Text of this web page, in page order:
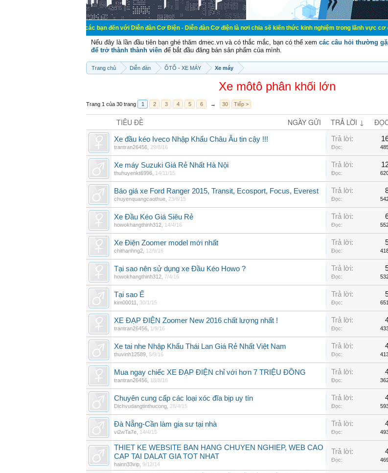
Chào mừng các bạn đến với Diễn đàn Cơ Điện - Diễn đàn Cơ điện là nơi chia sẽ kiến thức kinh nghiệm trong lãnh vực cơ điện,
Nếu đây là lần đầu tiên bạn ghé thăm dmec.vn và có thắc mắc, bạn có thể xem các câu hỏi thường
để trở thành thành viên để bắt đầu đăng bán sản phẩm của mình.
Trang chủ Diễn đàn ÔTÔ - XE MÁY Xe máy
Xe môtô phân khối lớn
Trang 1 của 30 trang 1 2 3 4 5 6 → 30 Tiếp >
TIÊU ĐỀ NGÀY GỬI TRẢ LỜI ↓
Xe đầu kéo Iveco Nhập Khẩu Châu Âu tin cậy !!!
trantran26456 29/8/16
Trả lời:
Đọc:
Xe máy Suzuki Giá Rẻ Nhất Hà Nội
thuhuyenkt6996 14/11/15
Trả lời:
Đọc:
Báo giá xe Ford Ranger 2015, Transit, Ecosport, Focus, Everest
chuyenquangcaothue 23/6/15
Trả lời:
Đọc:
Xe Đầu Kéo Giá Siêu Rẻ
howokhangthinh312 14/4/16
Trả lời:
Đọc:
Xe Điện Zoomer model mới nhất
chithanhng2 12/9/16
Trả lời:
Đọc:
Tại sao nên sử dụng xe Đầu Kéo Howo ?
howokhangthinh312 7/4/16
Trả lời:
Đọc:
Tại sao Ế
kim00011 30/1/15
Trả lời:
Đọc: 651
XE ĐẠP ĐIỆN Zoomer New 2016 chất lượng nhất !
trantran26456 1/9/16
Trả lời:
Đọc:
Xe tai nhe Nhập Khẩu Thái Lan Giá Rẻ Nhất Việt Nam
thuvinh12589 5/9/16
Trả lời:
Đọc:
Mua ngay chiếc XE ĐẠP ĐIỆN chỉ với hơn 7 TRIỆU ĐỒNG
trantran26456 18/8/16
Trả lời:
Đọc:
Chuyên cung cấp các loại xóc đĩa bịp uy tín
Dichvudangtinthucong 26/4/15
Trả lời:
Đọc:
Đà Nẵng-Cần làm gia sư tại nhà
vi2wTa7e 14/4/15
Trả lời:
Đọc:
THIET KE WEBSITE BAN HANG CHUYEN NGHIEP, WEB CAO
CAP TAI DALAT GIA TOT NHAT
hainn33vip 9/12/14
Trả lời:
Đọc: